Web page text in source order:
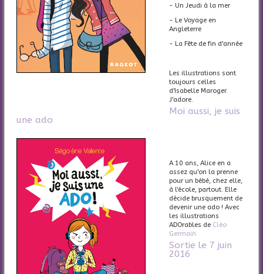
- Un Jeudi à la mer
- Le Voyage en
Angleterre
- La Fête de fin d'année
Les illustrations sont
toujours celles
d'Isabelle Maroger.
J'adore.
Moi aussi, je suis
une ado
A 10 ans, Alice en a
assez qu'on la prenne
pour un bébé, chez elle,
à l'école, partout. Elle
décide brusquement de
devenir une ado ! Avec
les illustrations
ADOrables de Cléo
Germain
Sortie le 7 juin
2016